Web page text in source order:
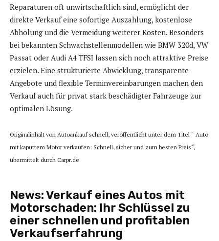
Reparaturen oft unwirtschaftlich sind, ermöglicht der
direkte Verkauf eine sofortige Auszahlung, kostenlose
Abholung und die Vermeidung weiterer Kosten. Besonders
bei bekannten Schwachstellenmodellen wie BMW 320d, VW
Passat oder Audi A4 TFSI lassen sich noch attraktive Preise
erzielen. Eine strukturierte Abwicklung, transparente
Angebote und flexible Terminvereinbarungen machen den
Verkauf auch für privat stark beschädigter Fahrzeuge zur
optimalen Lösung.
Originalinhalt von Autoankauf schnell, veröffentlicht unter dem Titel “ Auto
mit kaputtem Motor verkaufen: Schnell, sicher und zum besten Preis“,
übermittelt durch Carpr.de
News:Verkauf eines Autos mit
Motorschaden: Ihr Schlüssel zu
einer schnellen und profitablen
Verkaufserfahrung